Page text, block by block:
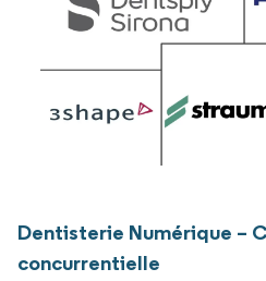
Dentisterie Numérique –
concurrentielle